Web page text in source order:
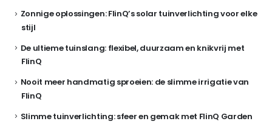
Zonnige oplossingen: FlinQ’s solar tuinverlichting voor elke
stijl
De ultieme tuinslang: flexibel, duurzaam en knikvrij met
FlinQ
Nooit meer handmatig sproeien: de slimme irrigatie van
FlinQ
Slimme tuinverlichting: sfeer en gemak met FlinQ Garden